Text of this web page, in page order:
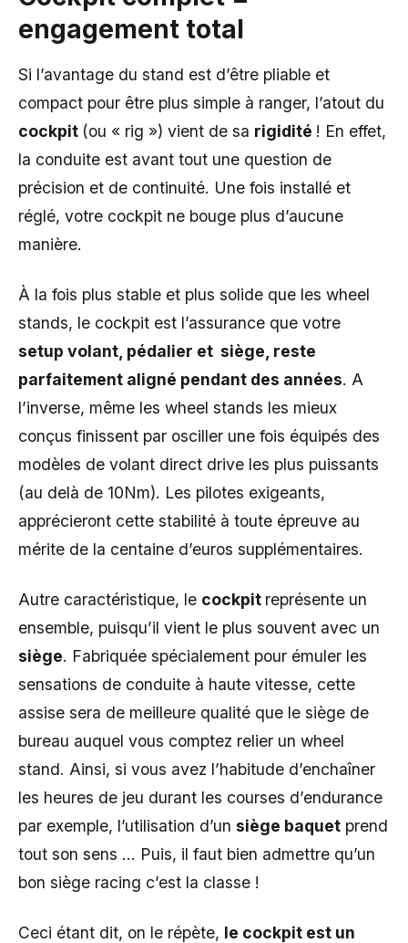
engagement total
Si l’avantage du stand est d’être pliable et
compact pour être plus simple à ranger, l’atout du
cockpit (ou « rig ») vient de sa rigidité ! En effet,
la conduite est avant tout une question de
précision et de continuité. Une fois installé et
réglé, votre cockpit ne bouge plus d’aucune
manière.
À la fois plus stable et plus solide que les wheel
stands, le cockpit est l’assurance que votre
setup volant, pédalier et siège, reste
parfaitement aligné pendant des années. A
l’inverse, même les wheel stands les mieux
conçus finissent par osciller une fois équipés des
modèles de volant direct drive les plus puissants
(au delà de 10Nm). Les pilotes exigeants,
apprécieront cette stabilité à toute épreuve au
mérite de la centaine d’euros supplémentaires.
Autre caractéristique, le cockpit représente un
ensemble, puisqu’il vient le plus souvent avec un
siège. Fabriquée spécialement pour émuler les
sensations de conduite à haute vitesse, cette
assise sera de meilleure qualité que le siège de
bureau auquel vous comptez relier un wheel
stand. Ainsi, si vous avez l’habitude d’enchaîner
les heures de jeu durant les courses d’endurance
par exemple, l’utilisation d’un siège baquet prend
tout son sens … Puis, il faut bien admettre qu’un
bon siège racing c’est la classe !
Ceci étant dit, on le répète, le cockpit est un